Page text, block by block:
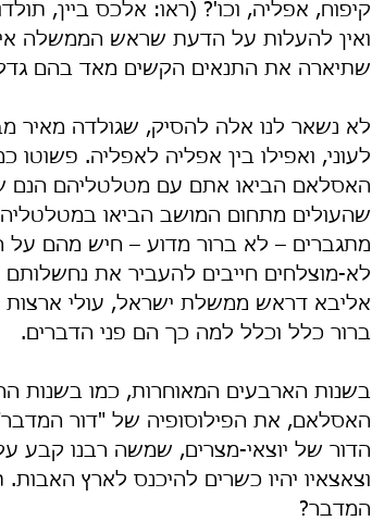
קיפוח, אפליה, וכו'? (ראו: אלכס ביין,
ואין להעלות על הדעת שראש הממשלה
שתיארה את התנאים הקשים מאד בהם
לא נשאר לנו אלה להסיק, שגולדה מאיר
לעוני, ואפילו בין אפליה לאפליה. פשוטו
האסלאם הביאו אתם עם מטלטליהם הנם
שהעולים מתחום המושב הביאו
מתגברים – לא ברור מדוע – חיש מהם על
לא-מוצלחים חייבים להעביר את נחשלותם
אליבא דראש ממשלת ישראל, עולי ארצות
ברור כלל וכלל למה כך הם פני הדברים.
בשנות הארבעים המאוחרות, כמו בשנות
האסלאם, את הפילוסופיה של "דור
הדור של יוצאי-מצרים, שמשה רבנו קבע
וצאצאיו יהיו כשרים להיכנס לארץ
המדבר?